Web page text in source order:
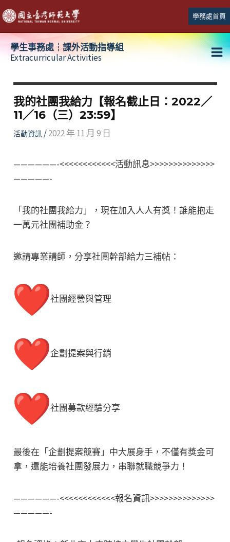
跳
至
主
學務處首頁
學生事務處┆課外活動指導組
Extracurricular Activities
我的社團我給力【報名截止日：2022／
11／16（三）23:59】
活動資訊/2022 年 11 月 9 日
——————-<<<<<<<<<<<<活動訊息>>>>>>>>>>>>>>
—————-
「我的社團我給力」，現在加入人人有獎！誰能抱走
一萬元社團補助金？
邀請專業講師，分享社團幹部給力三補帖：
️社團經營與管理
️企劃提案與行銷
️社團募款經驗分享
最後在「企劃提案競賽」中大展身手，不僅有獎金可
拿，還能培養社團發展力，串聯就職競爭力！
——————-<<<<<<<<<<<<報名資訊>>>>>>>>>>>>>>
—————-